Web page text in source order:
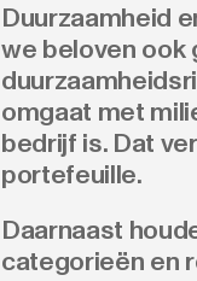
Duurzaamheid
we beloven ook
omgaat met
bedrijf is. Dat
portefeuille.
Daarnaast
categorieën en